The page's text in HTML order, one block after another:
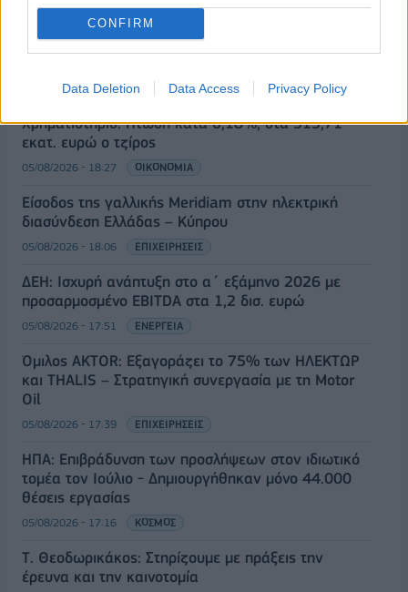
CONFIRM
Data Deletion Data Access Privacy Policy
Χρηματιστήριο: Πτώση κατά 0,18%, στα 315,71
εκατ. ευρώ ο τζίρος
05/08/2026 - 18:27 ΟΙΚΟΝΟΜΙΑ
Είσοδος της γαλλικής Meridiam στην ηλεκτρική
διασύνδεση Ελλάδας – Κύπρου
05/08/2026 - 18:06 ΕΠΙΧΕΙΡΗΣΕΙΣ
ΔΕΗ: Ισχυρή ανάπτυξη στο α΄ εξάμηνο 2026 με
προσαρμοσμένο EBITDA στα 1,2 δισ. ευρώ
05/08/2026 - 17:51 ΕΝΕΡΓΕΙΑ
Όμιλος AKTOR: Εξαγοράζει το 75% των ΗΛΕΚΤΩΡ
και THALIS – Στρατηγική συνεργασία με τη Motor
Oil
05/08/2026 - 17:39 ΕΠΙΧΕΙΡΗΣΕΙΣ
ΗΠΑ: Επιβράδυνση των προσλήψεων στον ιδιωτικό
τομέα τον Ιούλιο - Δημιουργήθηκαν μόνο 44.000
θέσεις εργασίας
05/08/2026 - 17:16 ΚΟΣΜΟΣ
Τ. Θεοδωρικάκος: Στηρίζουμε με πράξεις την
έρευνα και την καινοτομία